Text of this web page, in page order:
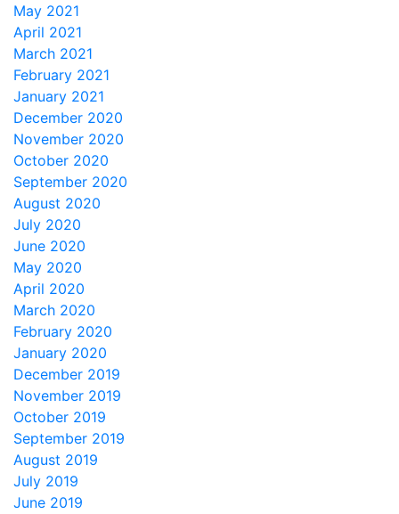
May 2021
April 2021
March 2021
February 2021
January 2021
December 2020
November 2020
October 2020
September 2020
August 2020
July 2020
June 2020
May 2020
April 2020
March 2020
February 2020
January 2020
December 2019
November 2019
October 2019
September 2019
August 2019
July 2019
June 2019